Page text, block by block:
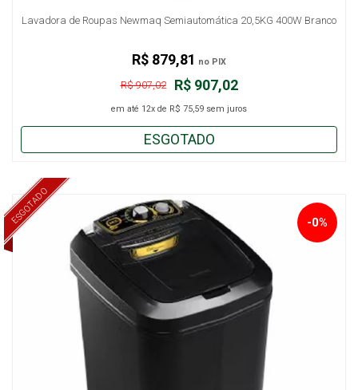
Lavadora de Roupas Newmaq Semiautomática 20,5KG 400W Branco
R$ 907,02
R$ 907,02
em até 12x de R$ 75,59 sem juros
R$ 879,81 no PIX
ESGOTADO
ESGOTADO -0%